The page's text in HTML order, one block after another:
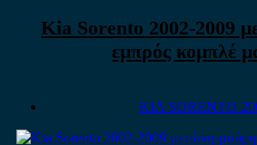
Kia Sorento 2002-2009
εμπρός κομπλέ
KIA SORENTO